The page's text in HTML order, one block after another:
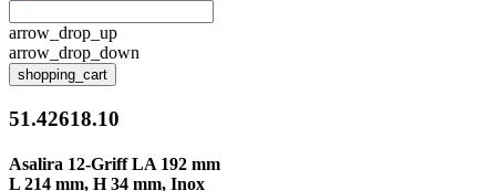
arrow_drop_up
arrow_drop_down
shopping_cart
51.42618.10
Asalira 12-Griff LA 192 mm
L 214 mm, H 34 mm, Inox